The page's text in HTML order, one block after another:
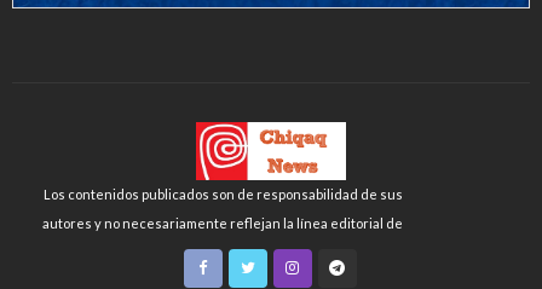
Los contenidos publicados son de responsabilidad de sus
autores y no necesariamente reflejan la línea editorial de
Chiqaq News o de la FLCH-UNMSM.